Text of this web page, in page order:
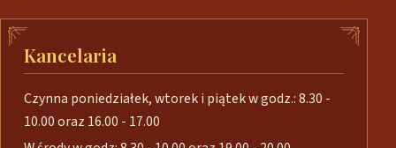
Kancelaria
Czynna poniedziałek, wtorek i piątek w godz.: 8.30 -
10.00 oraz 16.00 - 17.00